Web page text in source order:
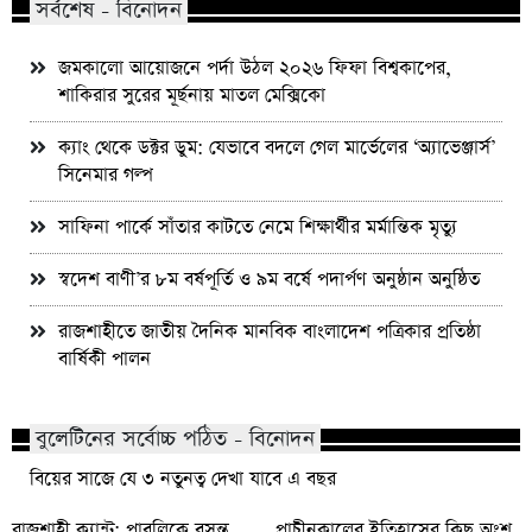
সর্বশেষ - বিনোদন
জমকালো আয়োজনে পর্দা উঠল ২০২৬ ফিফা বিশ্বকাপের,
শাকিরার সুরের মূর্ছনায় মাতল মেক্সিকো
ক্যাং থেকে ডক্টর ডুম: যেভাবে বদলে গেল মার্ভেলের ‘অ্যাভেঞ্জার্স’
সিনেমার গল্প
সাফিনা পার্কে সাঁতার কাটতে নেমে শিক্ষার্থীর মর্মান্তিক মৃত্যু
স্বদেশ বাণী’র ৮ম বর্ষপূর্তি ও ৯ম বর্ষে পদার্পণ অনুষ্ঠান অনুষ্ঠিত
রাজশাহীতে জাতীয় দৈনিক মানবিক বাংলাদেশ পত্রিকার প্রতিষ্ঠা
বার্ষিকী পালন
বুলেটিনের সর্বোচ্চ পঠিত - বিনোদন
বিয়ের সাজে যে ৩ নতুনত্ব দেখা যাবে এ বছর